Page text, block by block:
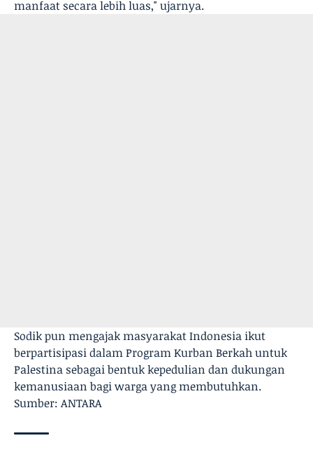
manfaat secara lebih luas," ujarnya.
Sodik pun mengajak masyarakat Indonesia ikut
berpartisipasi dalam Program Kurban Berkah untuk
Palestina sebagai bentuk kepedulian dan dukungan
kemanusiaan bagi warga yang membutuhkan.
Sumber: ANTARA